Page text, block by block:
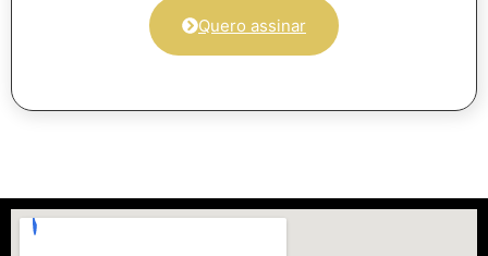
Quero assinar